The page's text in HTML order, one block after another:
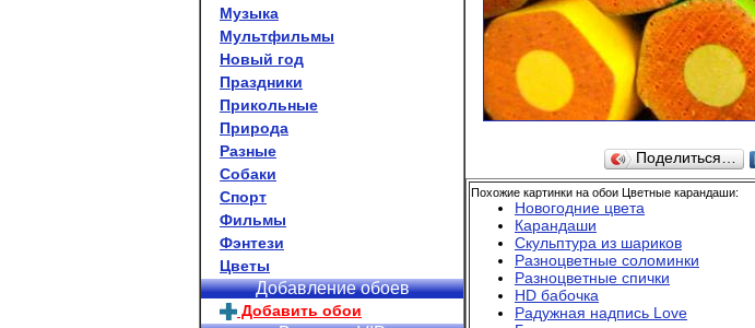
Музыка
Мультфильмы
Новый год
Праздники
Прикольные
Природа
Разные
Собаки
Спорт
Фильмы
Фэнтези
Цветы
Добавление обоев
Добавить обои
Поделиться…
Похожие картинки на обои Цветные карандаши:
Новогодние цвета
Карандаши
Скульптура из шариков
Разноцветные соломинки
Разноцветные спички
HD бабочка
Радужная надпись Love